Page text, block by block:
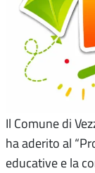
Il Comune di
ha aderito al
educative e la